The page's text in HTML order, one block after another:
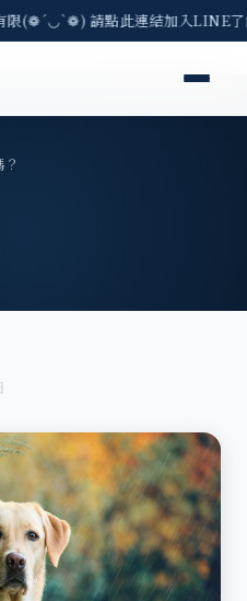
(❁´◡`❁) 請點此連結加入LINE